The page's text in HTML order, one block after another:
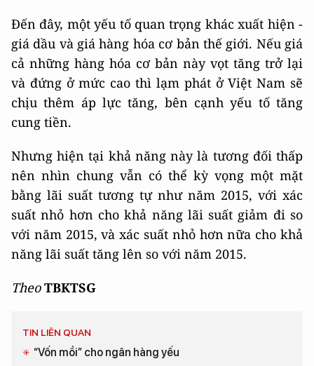
Đến đây, một yếu tố quan trọng khác xuất hiện -
giá dầu và giá hàng hóa cơ bản thế giới. Nếu giá
cả những hàng hóa cơ bản này vọt tăng trở lại
và đứng ở mức cao thì lạm phát ở Việt Nam sẽ
chịu thêm áp lực tăng, bên cạnh yếu tố tăng
cung tiền.
Nhưng hiện tại khả năng này là tương đối thấp
nên nhìn chung vẫn có thể kỳ vọng một mặt
bằng lãi suất tương tự như năm 2015, với xác
suất nhỏ hơn cho khả năng lãi suất giảm đi so
với năm 2015, và xác suất nhỏ hơn nữa cho khả
năng lãi suất tăng lên so với năm 2015.
TheoTBKTSG
TIN LIÊN QUAN
“Vốn mồi” cho ngân hàng yếu